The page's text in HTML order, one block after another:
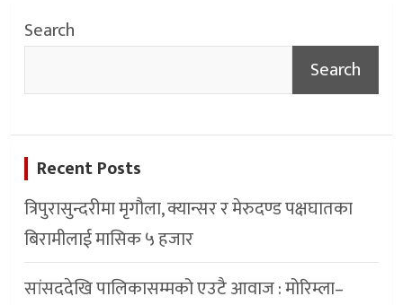
Search
Search
Recent Posts
त्रिपुरासुन्दरीमा मृगौला, क्यान्सर र मेरुदण्ड पक्षघातका
बिरामीलाई मासिक ५ हजार
सांसददेखि पालिकासम्मको एउटै आवाज : मोरिम्ला–